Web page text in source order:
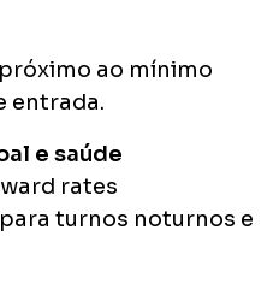
ao mínimo
entrada.
e saúde
rates
turnos noturnos e